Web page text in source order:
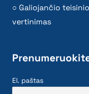
Galiojančio
vertinimas
El. paštas